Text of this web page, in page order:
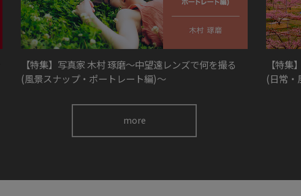
【特集】写真家 木村 琢磨～中望遠レンズで何を撮る
(風景スナップ・ポートレート編)～
【特
(日常・
more